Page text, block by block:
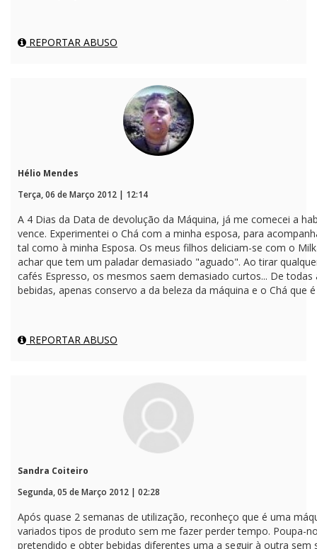
REPORTAR ABUSO
Hélio Mendes
Terça, 06 de Março 2012 | 12:14
A 4 Dias da Data de devolução da Máquina, já me comecei a
vence. Experimentei o Chá com a minha esposa, para
tal como à minha Esposa. Os meus filhos deliciam-se com o
achar que tem um paladar demasiado "aguado". Ao tirar
cafés Espresso, os mesmos saem demasiado curtos... De
bebidas, apenas conservo a da beleza da máquina e o Chá
REPORTAR ABUSO
Sandra Coiteiro
Segunda, 05 de Março 2012 | 02:28
Após quase 2 semanas de utilização, reconheço que é uma
variados tipos de produto sem me fazer perder tempo. Poupa-
pretendido e obter bebidas diferentes uma a seguir à outra